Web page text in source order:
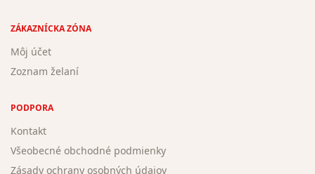
ZÁKAZNÍCKA ZÓNA
Môj účet
Zoznam želaní
PODPORA
Kontakt
Všeobecné obchodné podmienky
Zásady ochrany osobných údajov